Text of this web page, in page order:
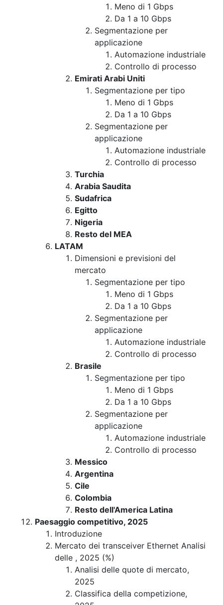
Meno di 1 Gbps
Da 1 a 10 Gbps
Segmentazione per
applicazione
Automazione industriale
Controllo di processo
Emirati Arabi Uniti
Segmentazione per tipo
Meno di 1 Gbps
Da 1 a 10 Gbps
Segmentazione per
applicazione
Automazione industriale
Controllo di processo
Turchia
Arabia Saudita
Sudafrica
Egitto
Nigeria
Resto del MEA
LATAM
Dimensioni e previsioni del
mercato
Segmentazione per tipo
Meno di 1 Gbps
Da 1 a 10 Gbps
Segmentazione per
applicazione
Automazione industriale
Controllo di processo
Brasile
Segmentazione per tipo
Meno di 1 Gbps
Da 1 a 10 Gbps
Segmentazione per
applicazione
Automazione industriale
Controllo di processo
Messico
Argentina
Cile
Colombia
Resto dell'America Latina
Paesaggio competitivo, 2025
Introduzione
Mercato dei transceiver Ethernet Analisi
delle , 2025 (%)
Analisi delle quote di mercato,
2025
Classifica della competizione,